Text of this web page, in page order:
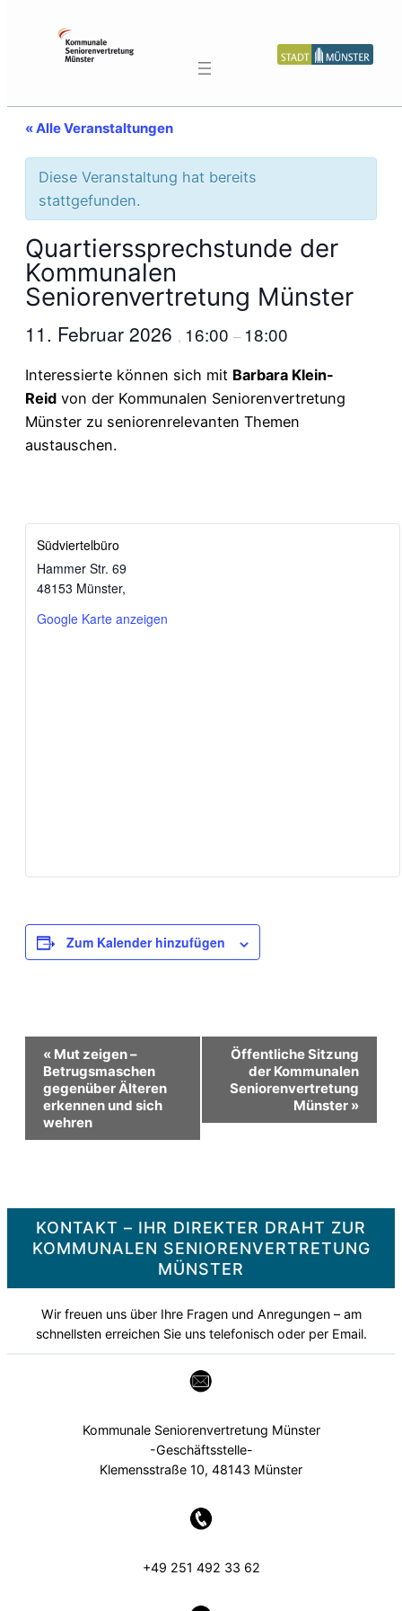
« Alle Veranstaltungen
Diese Veranstaltung hat bereits
stattgefunden.
Quartierssprechstunde der
Kommunalen
Seniorenvertretung Münster
11. Februar 2026 , 16:00 – 18:00
Interessierte können sich mit Barbara Klein-
Reid von der Kommunalen Seniorenvertretung
Münster zu seniorenrelevanten Themen
austauschen.
Südviertelbüro
Hammer Str. 69
48153 Münster,
Google Karte anzeigen
Zum Kalender hinzufügen
Veranstaltung-
Navigation
« Mut zeigen –
Betrugsmaschen
gegenüber Älteren
erkennen und sich
wehren
Öffentliche Sitzung
der Kommunalen
Seniorenvertretung
Münster »
KONTAKT – IHR DIREKTER DRAHT ZUR
KOMMUNALEN SENIORENVERTRETUNG
MÜNSTER
Wir freuen uns über Ihre Fragen und Anregungen – am
schnellsten erreichen Sie uns telefonisch oder per Email.
Kommunale Seniorenvertretung Münster
-Geschäftsstelle-
Klemensstraße 10, 48143 Münster
+49 251 492 33 62